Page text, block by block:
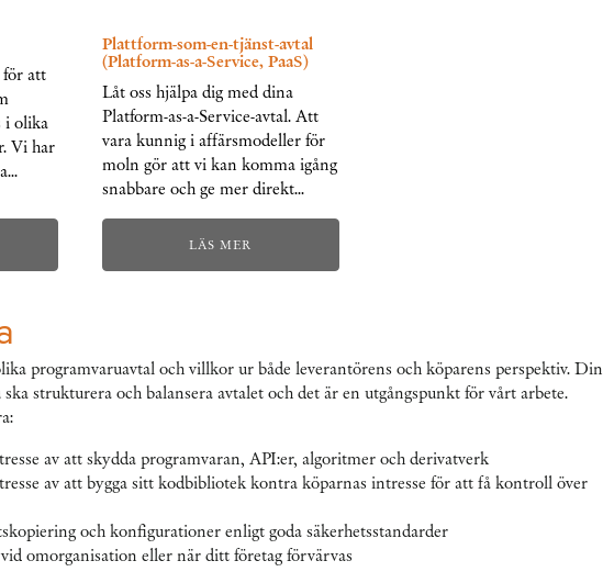
för att
i olika
Vi har
Plattform-som-en-tjänst-avtal
(Platform-as-a-Service, PaaS)
Låt oss hjälpa dig med dina
Platform-as-a-Service-avtal. Att
vara kunnig i affärsmodeller för
moln gör att vi kan komma igång
snabbare och ge mer direkt…
LÄS MER
programvaruavtal och villkor ur både leverantörens och köparens perspektiv. Din
strukturera och balansera avtalet och det är en utgångspunkt för vårt arbete.
av att skydda programvaran, API:er, algoritmer och derivatverk
av att bygga sitt kodbibliotek kontra köparnas intresse för att få kontroll över
och konfigurationer enligt goda säkerhetsstandarder
omorganisation eller när ditt företag förvärvas